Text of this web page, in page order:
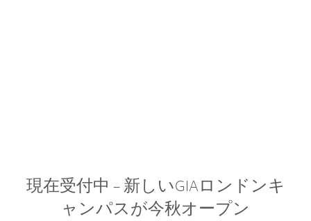
現在受付中 – 新しいGIAロンドンキ
ャンパスが今秋オープン